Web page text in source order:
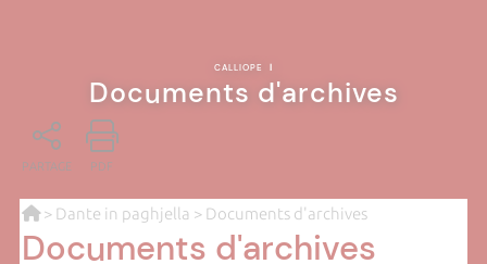
CALLIOPE |
Documents d'archives
PARTAGE PDF
> Dante in paghjella > Documents d'archives
Documents d'archives